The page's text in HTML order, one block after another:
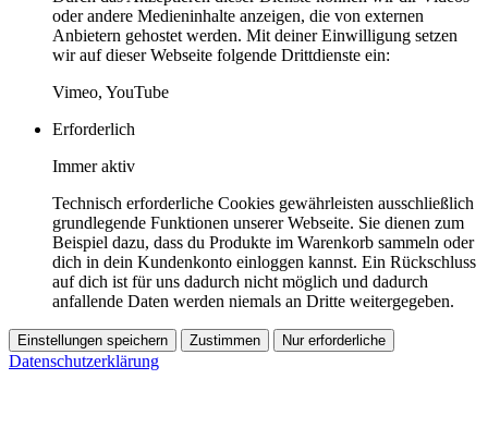
oder andere Medieninhalte anzeigen, die von externen
Anbietern gehostet werden. Mit deiner Einwilligung setzen
wir auf dieser Webseite folgende Drittdienste ein:
Vimeo, YouTube
Erforderlich
Immer aktiv
Technisch erforderliche Cookies gewährleisten ausschließlich
grundlegende Funktionen unserer Webseite. Sie dienen zum
Beispiel dazu, dass du Produkte im Warenkorb sammeln oder
dich in dein Kundenkonto einloggen kannst. Ein Rückschluss
auf dich ist für uns dadurch nicht möglich und dadurch
anfallende Daten werden niemals an Dritte weitergegeben.
Einstellungen speichern Zustimmen Nur erforderliche
Datenschutzerklärung